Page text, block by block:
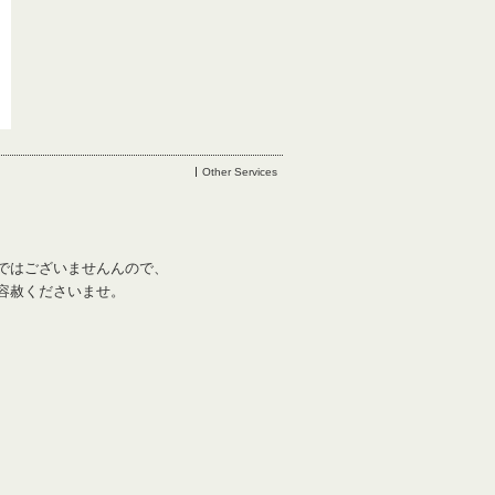
Other Services
ございませんんので、
くださいませ。